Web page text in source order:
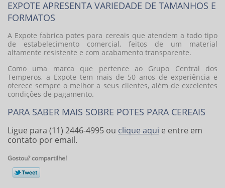
EXPOTE APRESENTA VARIEDADE DE TAMANHOS E
FORMATOS
A Expote fabrica potes para cereais que atendem a todo tipo
de estabelecimento comercial, feitos de um material
altamente resistente e com acabamento transparente.
Como uma marca que pertence ao Grupo Central dos
Temperos, a Expote tem mais de 50 anos de experiência e
oferece sempre o melhor a seus clientes, além de excelentes
condições de pagamento.
PARA SABER MAIS SOBRE POTES PARA CEREAIS
Ligue para (11) 2446-4995 ou clique aqui e entre em
contato por email.
Gostou? compartilhe!